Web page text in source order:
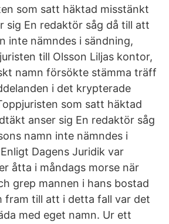
som satt häktad misstänkt
sig En redaktör såg då till att
inte nämndes i sändning,
till Olsson Liljas kontor,
namn försökte stämma träff
i det krypterade
som satt häktad
anser sig En redaktör såg
namn inte nämndes i
Dagens Juridik var
åtta i måndags morse när
grep mannen i hans bostad
fram till att i detta fall var det
med eget namn. Ur ett